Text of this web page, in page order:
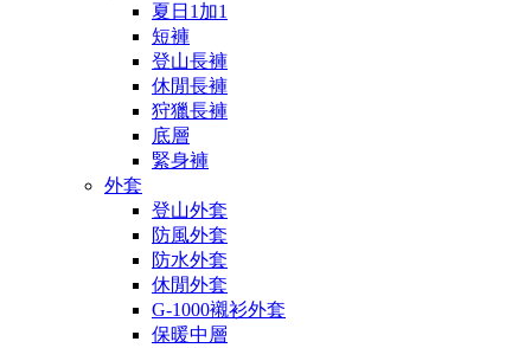
夏日1加1
短褲
登山長褲
休閒長褲
狩獵長褲
底層
緊身褲
外套
登山外套
防風外套
防水外套
休閒外套
G-1000襯衫外套
保暖中層